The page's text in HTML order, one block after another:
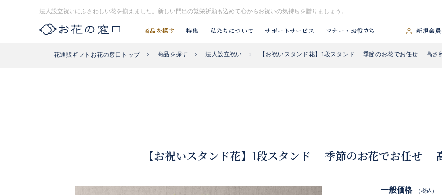
法人設立祝いにふさわしい花を揃えました。新しい門出の繁栄祈願も込めて心からお祝いの気持ちを贈りましょう。
商品を探す 特集 私たちについて サポートサービス マナー・お役立ち 新規会
お探し#タグはコチラ▶︎ #入社式 #開店祝い花 #開業祝い花 #胡蝶蘭 #スタンド花 #祝アレンジ #観葉植物 #供アレンジ
花通販ギフトお花の窓口トップ 商品を探す 法人設立祝い 【お祝いスタンド花】1段スタンド 季節のお花でお任せ 高さ
【お祝いスタンド花】1段スタンド 季節のお花でお任せ
一般価格 （税込）